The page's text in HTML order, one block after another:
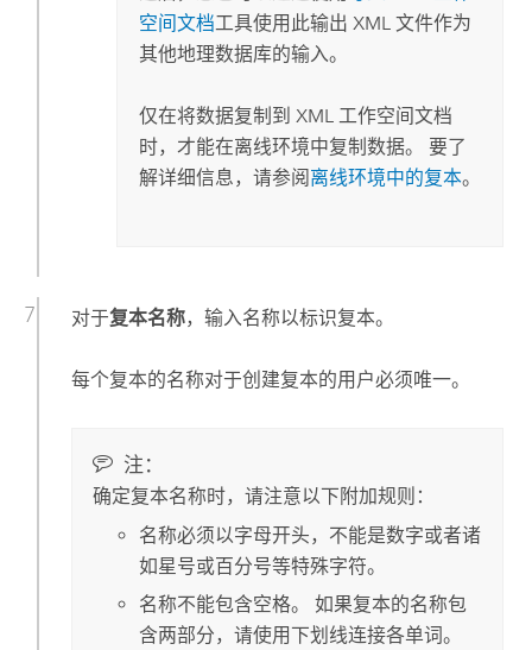
空间文档工具使用此输出 XML 文件作为
其他地理数据库的输入。
仅在将数据复制到 XML 工作空间文档
时，才能在离线环境中复制数据。 要了
解详细信息，请参阅 离线环境中的复本。
对于复本名称，输入名称以标识复本。
每个复本的名称对于创建复本的用户必须唯一。
注：
确定复本名称时，请注意以下附加规则：
名称必须以字母开头，不能是数字或者诸
如星号或百分号等特殊字符。
名称不能包含空格。 如果复本的名称包
含两部分，请使用下划线连接各单词。